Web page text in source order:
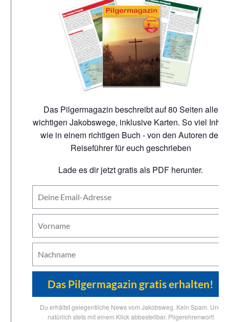
Das Pilgermagazin beschreibt auf 80 Seiten alle
wichtigen Jakobswege, inklusive Karten. So viel Inhalt
wie in einem richtigen Buch - von den Autoren der
Reiseführer für euch geschrieben
Lade es dir jetzt gratis als PDF herunter.
Du erhältst gelegentliche News vom Jakobsweg. Kein Spam. Und
natürlich stets mit einem Klick abbestellbar. Pilgerehrenwort!